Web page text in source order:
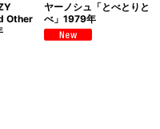
Other
ヤーノシュ「とべとりと
べ」1979年